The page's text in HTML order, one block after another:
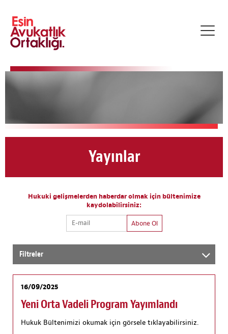
Yayınlar
Hukuki gelişmelerden haberdar olmak için bültenimize
kaydolabilirsiniz:
Abone Ol
Filtreler
16/09/2025
Yeni Orta Vadeli Program Yayımlandı
Hukuk Bültenimizi okumak için görsele tıklayabilirsiniz.